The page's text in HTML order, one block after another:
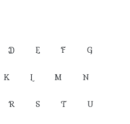
D E F G
K L M N
R S T U